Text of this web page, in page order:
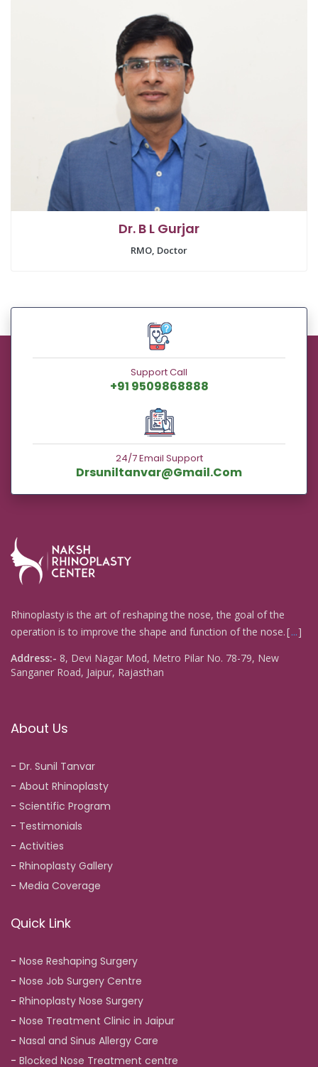
Dr. B L Gurjar
RMO, Doctor
Support Call
+91 9509868888
24/7 Email Support
Drsuniltanvar@gmail.com
Rhinoplasty is the art of reshaping the nose, the goal of the
operation is to improve the shape and function of the nose. ...
Address:- 8, Devi Nagar Mod, Metro Pilar No. 78-79, New
Sanganer Road, Jaipur, Rajasthan
About Us
- Dr. Sunil Tanvar
- About Rhinoplasty
- Scientific Program
- Testimonials
- Activities
- Rhinoplasty Gallery
- Media Coverage
Quick Link
- Nose Reshaping Surgery
- Nose Job Surgery Centre
- Rhinoplasty Nose Surgery
- Nose Treatment Clinic in Jaipur
- Nasal and Sinus Allergy Care
- Blocked Nose Treatment centre